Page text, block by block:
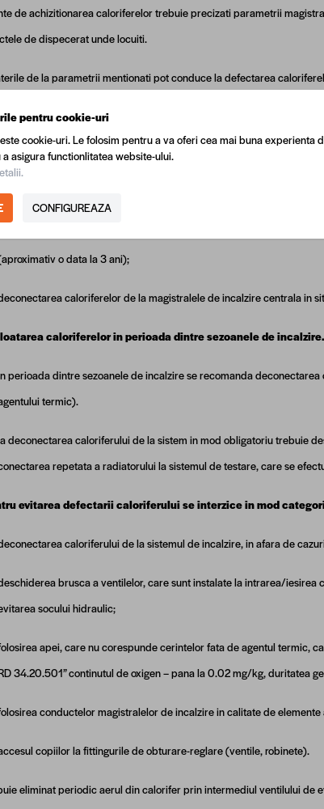
de achizitionarea caloriferelor trebuie precizati parametrii
de dispecerat unde locuiti.
de la parametrii mentionati pot conduce la defectarea
de incalzire trebuie sa fie umplut cu agent termic indealungul a
care sunt instalate la intrarea/iesirea caloriferului
in calitate de elemente de reglare termica a incalzirii centrale;
deconectarea si spalarea profilactică ulterioara a caloriferelor
o data la 3 ani);
caloriferelor de la magistralele de incalzire centrala in
caloriferelor in perioada dintre sezoanele de incalzire.
perioada dintre sezoanele de incalzire se recomanda
termic).
deconectarea caloriferului de la sistem in mod obligatoriu trebuie
repetata a radiatorului la sistemul de testare, care se
evitarea defectarii caloriferului se interzice in mod
caloriferului de la sistemul de incalzire, in afara de
brusca a ventilelor, care sunt instalate la intrarea/
socului hidraulic;
apei, care nu corespunde cerintelor fata de agentul termic,
34.20.501” continutul de oxigen – pana la 0.02 mg/kg, duritatea
conductelor magistralelor de incalzire in calitate de
copiilor la fittingurile de obturare-reglare (ventile, robinete).
eliminat periodic aerul din calorifer prin intermediul ventilului de
pentru cookie-uri
cookie-uri. Le folosim pentru a va oferi cea mai buna experienta
asigura functionlitatea website-ului.
CONFIGUREAZA